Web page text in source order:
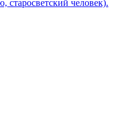
старосветский человек).